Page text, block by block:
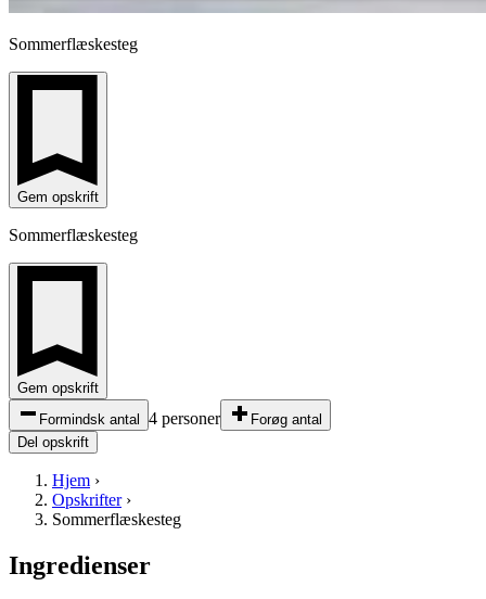
Sommerflæskesteg
Gem opskrift
Sommerflæskesteg
Gem opskrift
Formindsk antal
4 personer
Forøg antal
Del opskrift
Hjem ›
Opskrifter›
Sommerflæskesteg
Ingredienser